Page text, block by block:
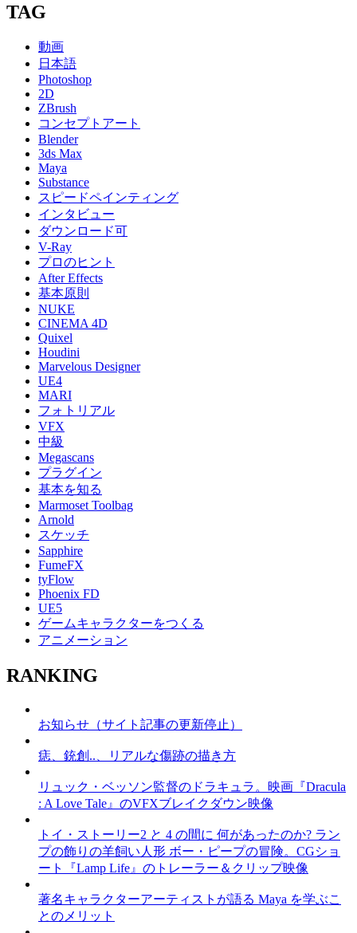
TAG
動画
日本語
Photoshop
2D
ZBrush
コンセプトアート
Blender
3ds Max
Maya
Substance
スピードペインティング
インタビュー
ダウンロード可
V-Ray
プロのヒント
After Effects
基本原則
NUKE
CINEMA 4D
Quixel
Houdini
Marvelous Designer
UE4
MARI
フォトリアル
VFX
中級
Megascans
プラグイン
基本を知る
Marmoset Toolbag
Arnold
スケッチ
Sapphire
FumeFX
tyFlow
Phoenix FD
UE5
ゲームキャラクターをつくる
アニメーション
RANKING
お知らせ（サイト記事の更新停止）
痣、銃創..、リアルな傷跡の描き方
リュック・ベッソン監督のドラキュラ。映画『Dracula
: A Love Tale』のVFXブレイクダウン映像
トイ・ストーリー2 と 4 の間に 何があったのか? ラン
プの飾りの羊飼い人形 ボー・ピープの冒険。CGショ
ート『Lamp Life』のトレーラー＆クリップ映像
著名キャラクターアーティストが語る Maya を学ぶこ
とのメリット